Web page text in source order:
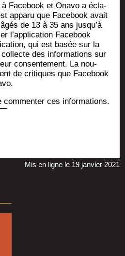
Face­book et Ona­vo a écla­
appa­ru que Face­book avait
de 13 à 35 ans jus­qu’à
l’ap­pli­ca­tion Face­book
qui est basée sur la
col­lecte des infor­ma­tions sur
consen­te­ment. La nou­
de cri­tiques que Face­book
com­men­ter ces informations.
Mis en ligne le 19 janvier 2021